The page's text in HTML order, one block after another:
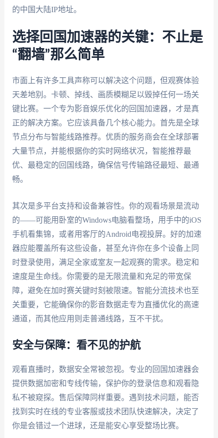
的中国大陆IP地址。
选择回国加速器的关键：不止是
“翻墙”那么简单
市面上有许多工具声称可以解决这个问题，但观赛体验
天差地别。卡顿、掉线、画质模糊足以毁掉任何一场关
键比赛。一个专为影音娱乐优化的回国加速器，才是真
正的解决方案。它应该具备几个核心能力。首先是全球
节点分布与智能线路推荐。优质的服务商会在全球部署
大量节点，并能根据你的实时网络状况，智能推荐最
优、最稳定的回国线路，确保信号传输路径最短、最通
畅。
其次是多平台支持和设备兼容性。你的观看场景是流动
的——可能用卧室的Windows电脑看整场，用手中的iOS
手机看集锦，或者用客厅的Android电视投屏。好的加速
器应能覆盖所有这些设备，甚至允许你在多个设备上同
时登录使用，满足全家或室友一起观赛的需求。稳定和
速度是生命线。你需要的是无限流量和充足的带宽保
障，避免在加时赛关键时刻被限速。智能分流技术也至
关重要，它能确保你的影音数据走专为直播优化的高速
通道，而其他应用则走普通线路，互不干扰。
安全与保障：看不见的护航
观看直播时，数据安全常被忽视。专业的回国加速器会
提供数据加密和专线传输，保护你的登录信息和观看隐
私不被窥探。售后保障同样重要。遇到技术问题，能否
找到实时在线的专业客服或技术团队快速解决，决定了
你是会错过一个进球，还是能安心享受整场比赛。